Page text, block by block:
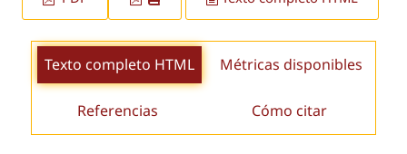
Texto completo HTML Métricas disponibles
Referencias Cómo citar